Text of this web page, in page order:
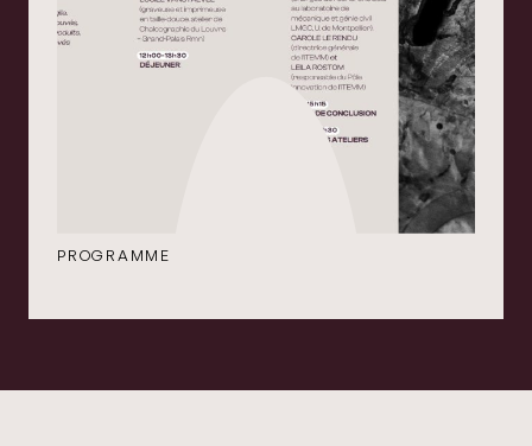
PROGRAMME